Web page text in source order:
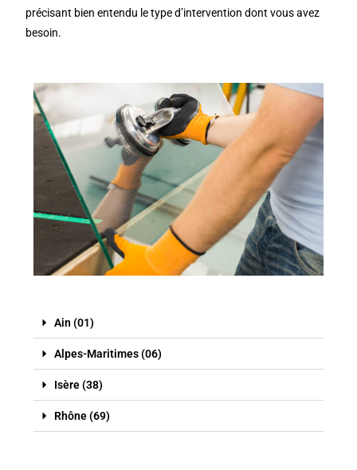
précisant bien entendu le type d’intervention dont vous avez
besoin.
Ain (01)
Alpes-Maritimes (06)
Isère (38)
Rhône (69)